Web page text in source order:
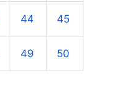
44 45
49 50